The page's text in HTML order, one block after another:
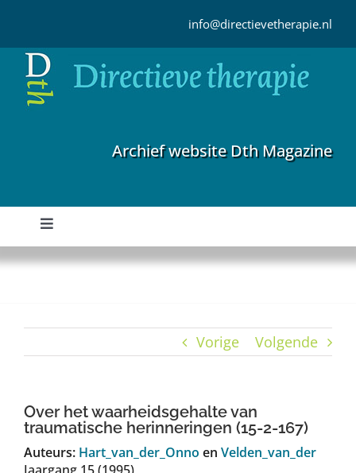
inhoud
info@directievetherapie.nl
Archief website Dth Magazine
Toggle
Navigation
Home
TDT Overzicht
Vorige Volgende
Over het waarheidsgehalte van
traumatische herinneringen (15-2-167)
Auteurs: Hart_van_der_Onno en Velden_van_der